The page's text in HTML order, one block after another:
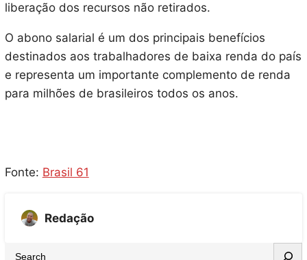
liberação dos recursos não retirados.
O abono salarial é um dos principais benefícios
destinados aos trabalhadores de baixa renda do país
e representa um importante complemento de renda
para milhões de brasileiros todos os anos.
Fonte: Brasil 61
Redação